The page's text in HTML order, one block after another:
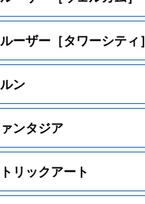
ーザー［タワーシティ］
ン
ンタジア
リックアート